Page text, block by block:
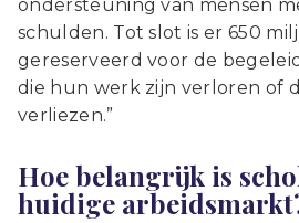
ondersteuning van mensen
schulden. Tot slot is er 650
gereserveerd voor de
die hun werk zijn verloren of
verliezen.”
Hoe belangrijk is
huidige